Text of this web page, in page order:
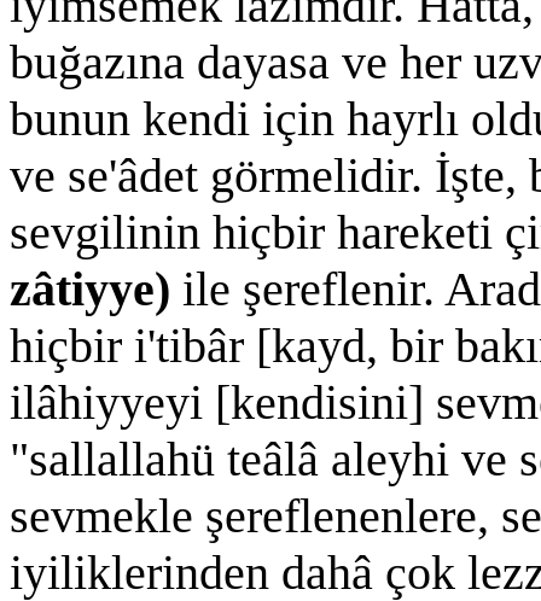
buğazına dayasa ve her
bunun kendi için hayrlı
ve se'âdet görmelidir. İşte,
sevgilinin hiçbir hareketi
zâtiyye) ile şereflenir.
hiçbir i'tibâr [kayd, bir
ilâhiyyeyi [kendisini]
"sallallahü teâlâ aleyhi ve
sevmekle şereflenenlere,
iyiliklerinden dahâ çok